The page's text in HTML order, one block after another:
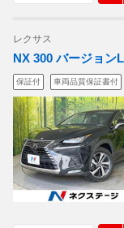
レクサス
NX 300 バージョン
保証付 車両品質保証書付